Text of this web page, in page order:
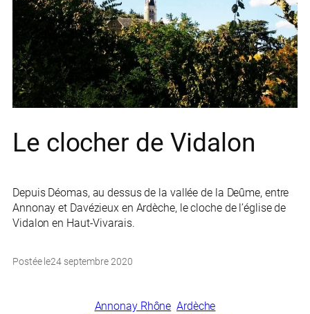
Le clocher de Vidalon
Depuis Déomas, au dessus de la vallée de la Deûme, entre
Annonay et Davézieux en Ardèche, le cloche de l’église de
Vidalon en Haut-Vivarais.
Postée le24 septembre 2020
Annonay Rhône Ardèche